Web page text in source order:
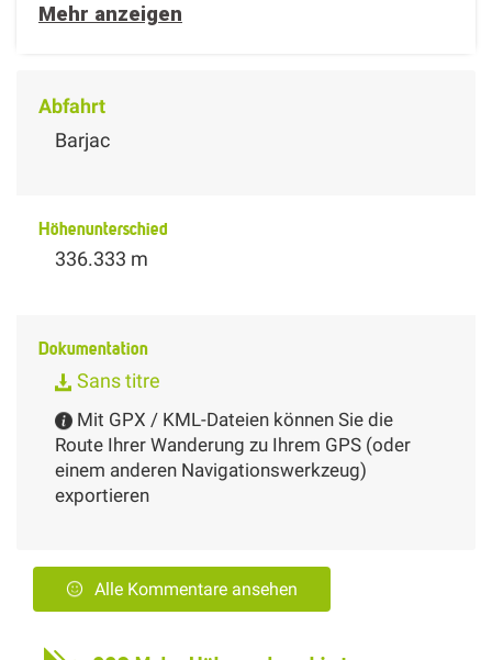
Mehr anzeigen
Abfahrt
Barjac
Höhenunterschied
336.333 m
Dokumentation
Sans titre
Mit GPX / KML-Dateien können Sie die
Route Ihrer Wanderung zu Ihrem GPS (oder
einem anderen Navigationswerkzeug)
exportieren
Alle Kommentare ansehen